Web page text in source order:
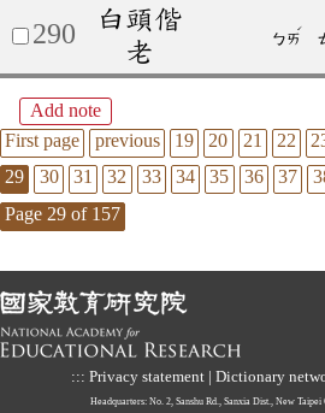
290
白頭偕
老
ㄅㄞ
ˊ
Add note
First page
previous 19 20 21 22
29
30 31 32 33 34 35 36 37
Page 29 of 157
::: Privacy statement Dictionary
Headquarters: No. 2, Sanshu Rd., Sanxia Dist., New Taipei